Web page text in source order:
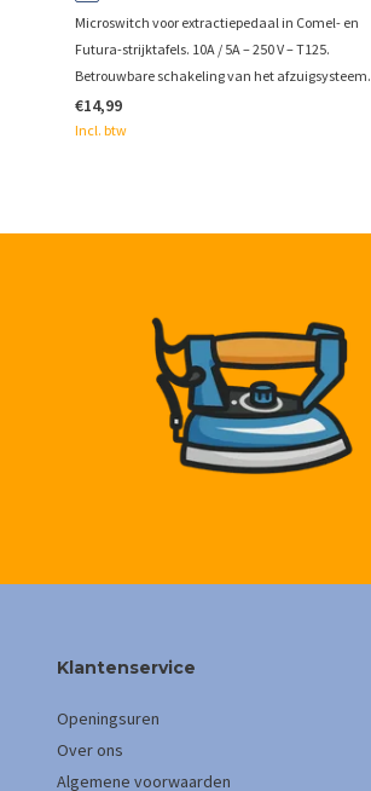
Microswitch voor extractiepedaal in Comel- en
Futura-strijktafels. 10A / 5A – 250 V – T125.
Betrouwbare schakeling van het afzuigsysteem.
€14,99
Incl. btw
Klantenservice
Openingsuren
Over ons
Algemene voorwaarden